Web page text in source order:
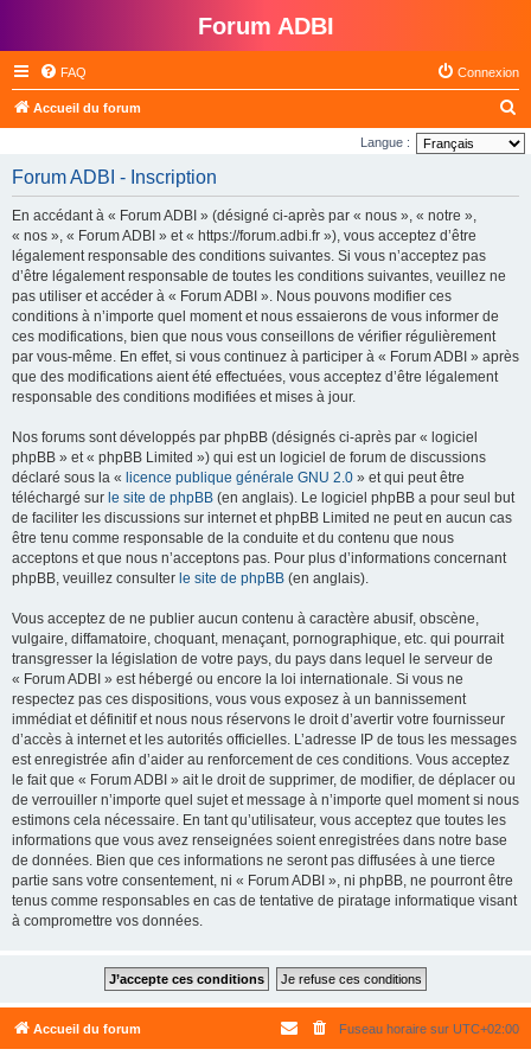
Forum ADBI
FAQ Connexion
Accueil du forum
e
r
Langue :
Forum ADBI - Inscription
En accédant à « Forum ADBI » (désigné ci-après par « nous », « notre »,
« nos », « Forum ADBI » et « https://forum.adbi.fr »), vous acceptez d’être
légalement responsable des conditions suivantes. Si vous n’acceptez pas
d’être légalement responsable de toutes les conditions suivantes, veuillez ne
pas utiliser et accéder à « Forum ADBI ». Nous pouvons modifier ces
conditions à n’importe quel moment et nous essaierons de vous informer de
ces modifications, bien que nous vous conseillons de vérifier régulièrement
par vous-même. En effet, si vous continuez à participer à « Forum ADBI » après
que des modifications aient été effectuées, vous acceptez d’être légalement
responsable des conditions modifiées et mises à jour.
Nos forums sont développés par phpBB (désignés ci-après par « logiciel
phpBB » et « phpBB Limited ») qui est un logiciel de forum de discussions
déclaré sous la « licence publique générale GNU 2.0 » et qui peut être
téléchargé sur le site de phpBB (en anglais). Le logiciel phpBB a pour seul but
de faciliter les discussions sur internet et phpBB Limited ne peut en aucun cas
être tenu comme responsable de la conduite et du contenu que nous
acceptons et que nous n’acceptons pas. Pour plus d’informations concernant
phpBB, veuillez consulter le site de phpBB (en anglais).
Vous acceptez de ne publier aucun contenu à caractère abusif, obscène,
vulgaire, diffamatoire, choquant, menaçant, pornographique, etc. qui pourrait
transgresser la législation de votre pays, du pays dans lequel le serveur de
« Forum ADBI » est hébergé ou encore la loi internationale. Si vous ne
respectez pas ces dispositions, vous vous exposez à un bannissement
immédiat et définitif et nous nous réservons le droit d’avertir votre fournisseur
d’accès à internet et les autorités officielles. L’adresse IP de tous les messages
est enregistrée afin d’aider au renforcement de ces conditions. Vous acceptez
le fait que « Forum ADBI » ait le droit de supprimer, de modifier, de déplacer ou
de verrouiller n’importe quel sujet et message à n’importe quel moment si nous
estimons cela nécessaire. En tant qu’utilisateur, vous acceptez que toutes les
informations que vous avez renseignées soient enregistrées dans notre base
de données. Bien que ces informations ne seront pas diffusées à une tierce
partie sans votre consentement, ni « Forum ADBI », ni phpBB, ne pourront être
tenus comme responsables en cas de tentative de piratage informatique visant
à compromettre vos données.
Accueil du forum Fuseau horaire sur UTC+02:00